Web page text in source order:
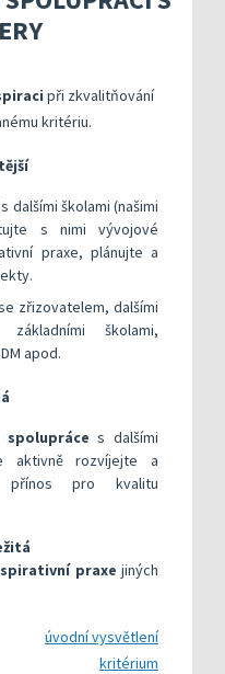
vlastního hodnocení
nástrojů podle kritérií
škola – podpora
externího
Příklady
při zkvalitňování
kritériu.
dalšími školami (našimi
s nimi vývojové
praxe, plánujte a
zřizovatelem, dalšími
základními školami,
apod.
s dalšími
aktivně rozvíjejte a
přínos pro kvalitu
praxe jiných
úvodní vysvětlení
kritérium